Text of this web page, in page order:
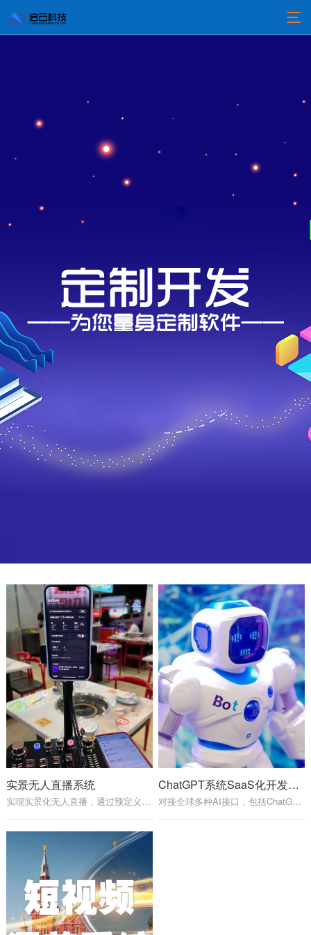
实景无人直播系统
实现实景化无人直播，通过预定义语音和自动回复、贴图等实现无人直播。
ChatGPT系统SaaS化开发服务
对接全球多种AI接口，包括ChatGPT、科大讯飞、百度文言一心、阿里通义千问和绘画MJ接口。